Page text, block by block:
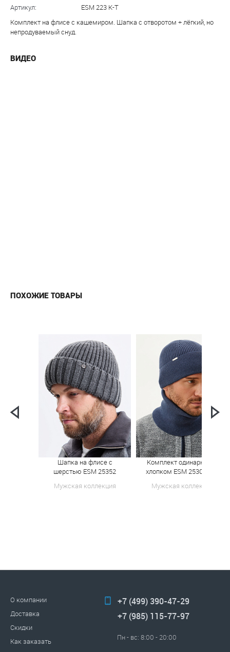
Артикул:
ESM 223 К-Т
Комплект на флисе с кашемиром. Шапка с отворотом + лёгкий, но
непродуваемый снуд.
ВИДЕО
ПОХОЖИЕ ТОВАРЫ
Шапка на флисе с
шерстью ESM 25352
Мужская коллекция
Комплект одинарный с
хлопком ESM 25304 К-Т
Мужская коллекция
О компании
Доставка
Скидки
Как заказать
+7 (499) 390-47-29
+7 (985) 115-77-97
Пн - вс: 8:00 - 20:00